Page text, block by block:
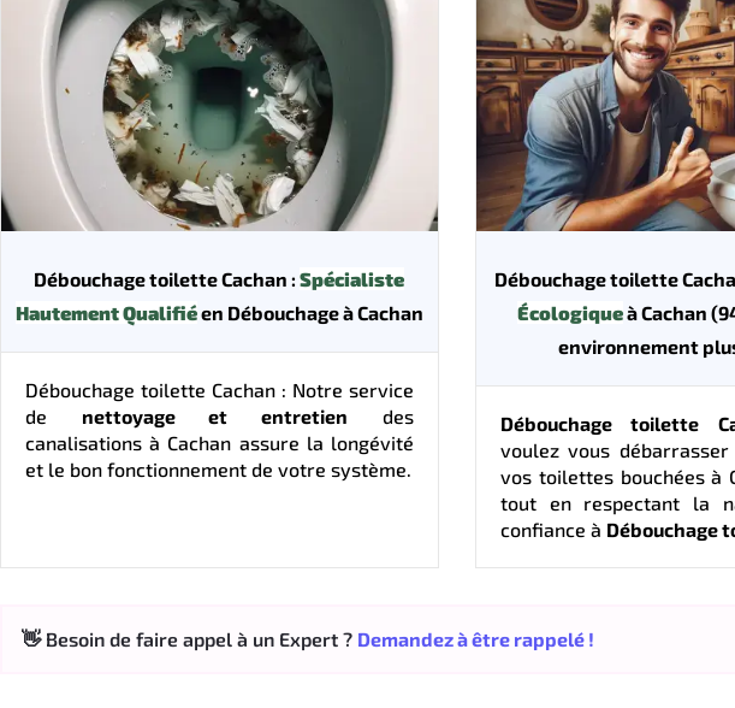
Débouchage toilette Cachan :Spécialiste
Hautement Qualifiéen Débouchage à Cachan
Débouchage toilette Cachan : Notre service
de nettoyage et entretien des
canalisations à Cachan assure la longévité
et le bon fonctionnement de votre système.
Débouchage toilette
Écologiqueà Cachan
environnement
Débouchage toilette
voulez vous
vos toilettes bouchées à
tout en respectant la
confiance à Débouchage
👋 Besoin de faire appel à un Expert ? Demandez à être rappelé !